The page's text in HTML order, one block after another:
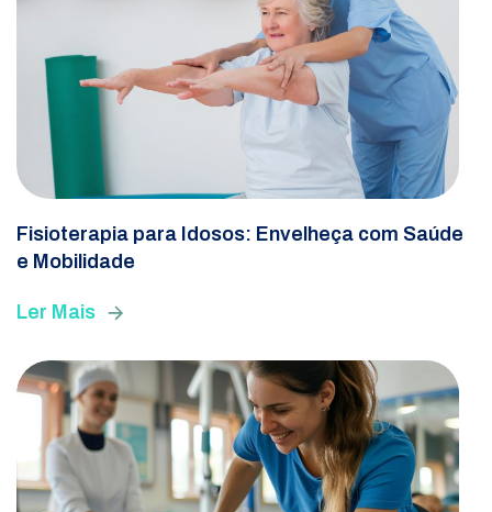
Fisioterapia para Idosos: Envelheça com Saúde
e Mobilidade
Ler Mais